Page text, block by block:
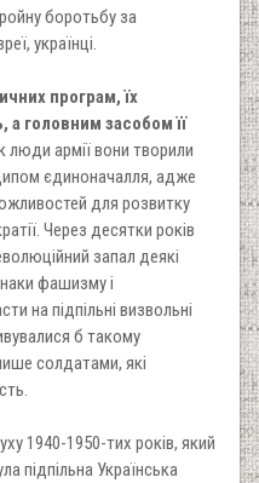
боротьбу за
українці.
програм, їх
а головним засобом її
люди армії вони творили
єдиноначалля, адже
для розвитку
Через десятки років
запал деякі
фашизму і
на підпільні визвольні
б такому
солдатами, які
1940-1950-тих років, який
підпільна Українська